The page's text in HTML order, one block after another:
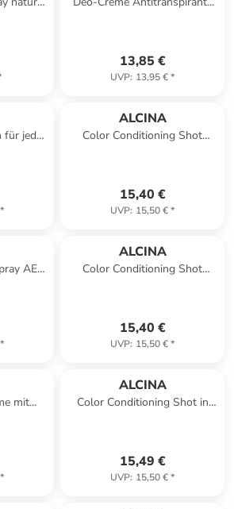
13,85 €
UVP: 13,95 €*
für jede
*
ALCINA
Color Conditioning Shot
15,40 €
UVP: 15,50 €*
AER
*
ALCINA
Color Conditioning Shot
15,40 €
UVP: 15,50 €*
mit
*
ALCINA
Color Conditioning Shot in
15,49 €
UVP: 15,50 €*